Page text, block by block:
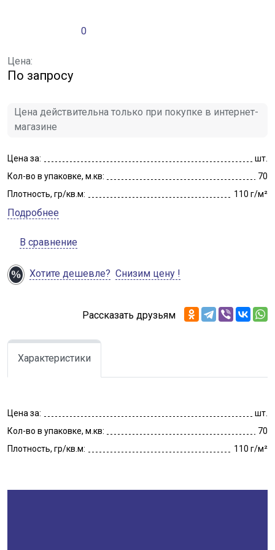
0
Цена:
По запросу
Цена действительна только при покупке в интернет-
магазине
Цена за:
шт.
Кол-во в упаковке, м.кв:
70
Плотность, гр/кв.м:
110 г/м²
Подробнее
В сравнение
Хотите дешевле? Снизим цену !
Рассказать друзьям
Характеристики
Цена за:
шт.
Кол-во в упаковке, м.кв:
70
Плотность, гр/кв.м:
110 г/м²